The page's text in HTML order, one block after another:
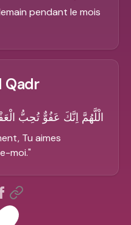
pendant le mois
Qadr
الْلَّهُمَّ اِنَّكَ عَفُوٌّ تُحِبُّ
Tu aimes
moi."